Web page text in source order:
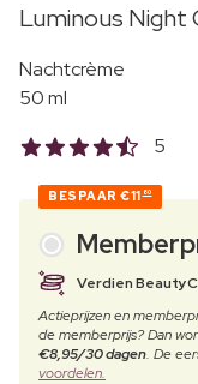
Luminous Night
Nachtcrème
50 ml
5
BESPAAR €11 80
Verdien
Actieprijzen en
de memberprijs? Dan
€8,95/30 dagen. De
voordelen.